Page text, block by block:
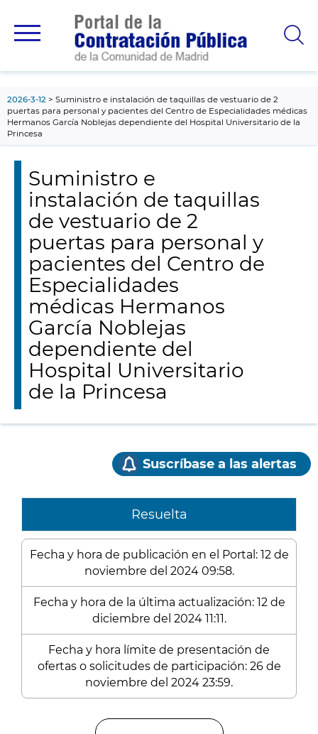
principal
2026-3-12
Suministro e instalación de taquillas de vestuario de 2
puertas para personal y pacientes del Centro de Especialidades médicas
Hermanos García Noblejas dependiente del Hospital Universitario de la
Princesa
Suministro e
instalación de taquillas
de vestuario de 2
puertas para personal y
pacientes del Centro de
Especialidades
médicas Hermanos
García Noblejas
dependiente del
Hospital Universitario
de la Princesa
Suscríbase a las alertas
Resuelta
Fecha y hora de publicación en el Portal: 12 de
noviembre del 2024 09:58.
Fecha y hora de la última actualización: 12 de
diciembre del 2024 11:11.
Fecha y hora límite de presentación de
ofertas o solicitudes de participación: 26 de
noviembre del 2024 23:59.